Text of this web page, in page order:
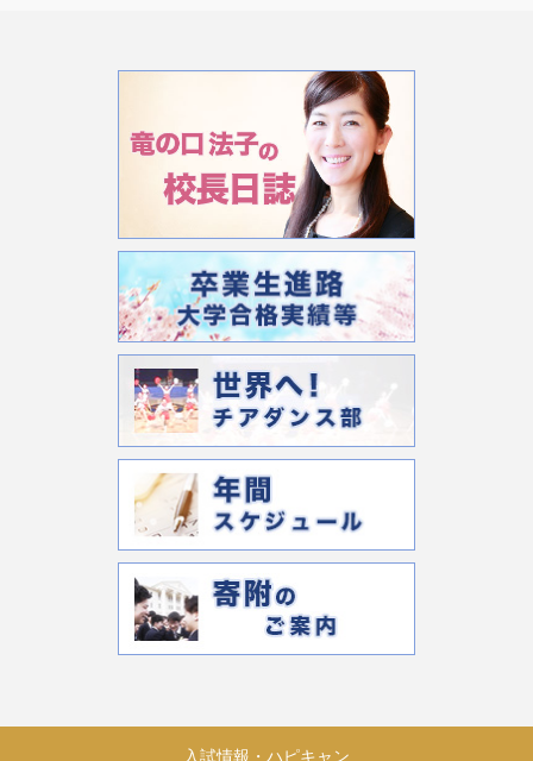
入試情報・ハピキャン